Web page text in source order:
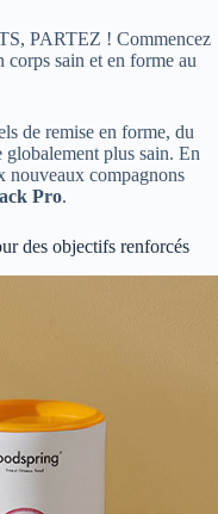
PARTEZ ! Commencez
sain et en forme au
de remise en forme, du
globalement plus sain. En
nouveaux compagnons
Pro.
des objectifs renforcés